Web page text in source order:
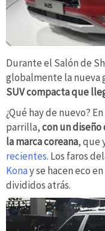
Durante el Salón de
globalmente la nueva
SUV compacta que
¿Qué hay de nuevo?
parrilla,con un diseño
la marca coreana, que
recientes. Los faros
Konay se hacen eco
divididos atrás.